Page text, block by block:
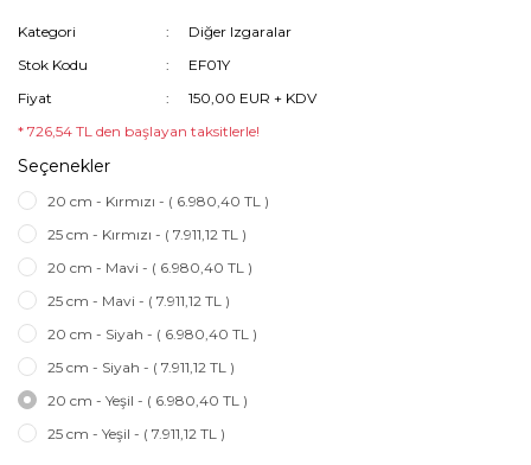
Kategori
Diğer Izgaralar
Stok Kodu
EF01Y
Fiyat
150,00 EUR + KDV
* 726,54 TL den başlayan taksitlerle!
Seçenekler
20 cm - Kırmızı - ( 6.980,40 TL )
25 cm - Kırmızı - ( 7.911,12 TL )
20 cm - Mavi - ( 6.980,40 TL )
25 cm - Mavi - ( 7.911,12 TL )
20 cm - Siyah - ( 6.980,40 TL )
25 cm - Siyah - ( 7.911,12 TL )
20 cm - Yeşil - ( 6.980,40 TL )
25 cm - Yeşil - ( 7.911,12 TL )